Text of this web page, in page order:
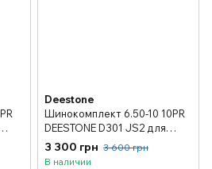
Deestone
Шинокомплект 6.50-10 10PR
DEESTONE D301 JS2 для
погрузчиков
3 300 грн 3 600 грн
В наличии